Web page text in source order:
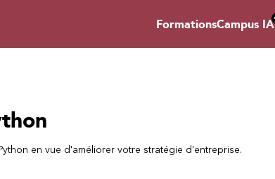
FormationsCampus IA
en vue d'améliorer votre stratégie d'entreprise.